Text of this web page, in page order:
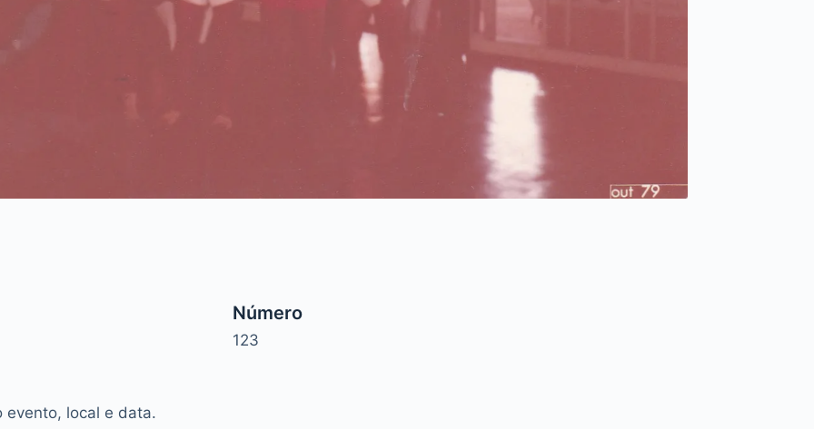
evento, local e data.
Número
123